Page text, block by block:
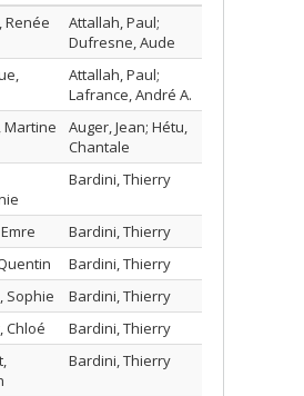
Renée
Attallah, Paul;
Dufresne, Aude
Attallah, Paul;
Lafrance, André A.
Martine
Auger, Jean; Hétu,
Chantale
Bardini, Thierry
Bardini, Thierry
Bardini, Thierry
Sophie
Bardini, Thierry
Chloé
Bardini, Thierry
Bardini, Thierry